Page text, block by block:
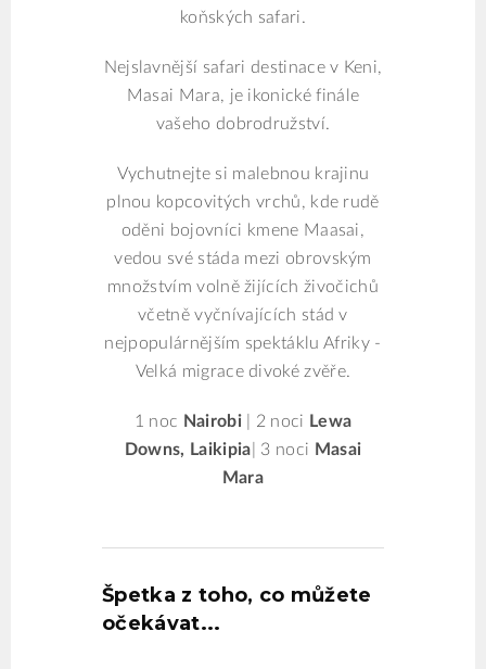
koňských safari.
Nejslavnější safari destinace v Keni,
Masai Mara, je ikonické finále
vašeho dobrodružství.
Vychutnejte si malebnou krajinu
plnou kopcovitých vrchů, kde rudě
oděni bojovníci kmene Maasai,
vedou své stáda mezi obrovským
množstvím volně žijících živočichů
včetně vyčnívajících stád v
nejpopulárnějším spektáklu Afriky -
Velká migrace divoké zvěře.
1 noc Nairobi| 2 noci Lewa
Downs, Laikipia | 3 noci Masai
Mara
Špetka z toho, co můžete
očekávat...